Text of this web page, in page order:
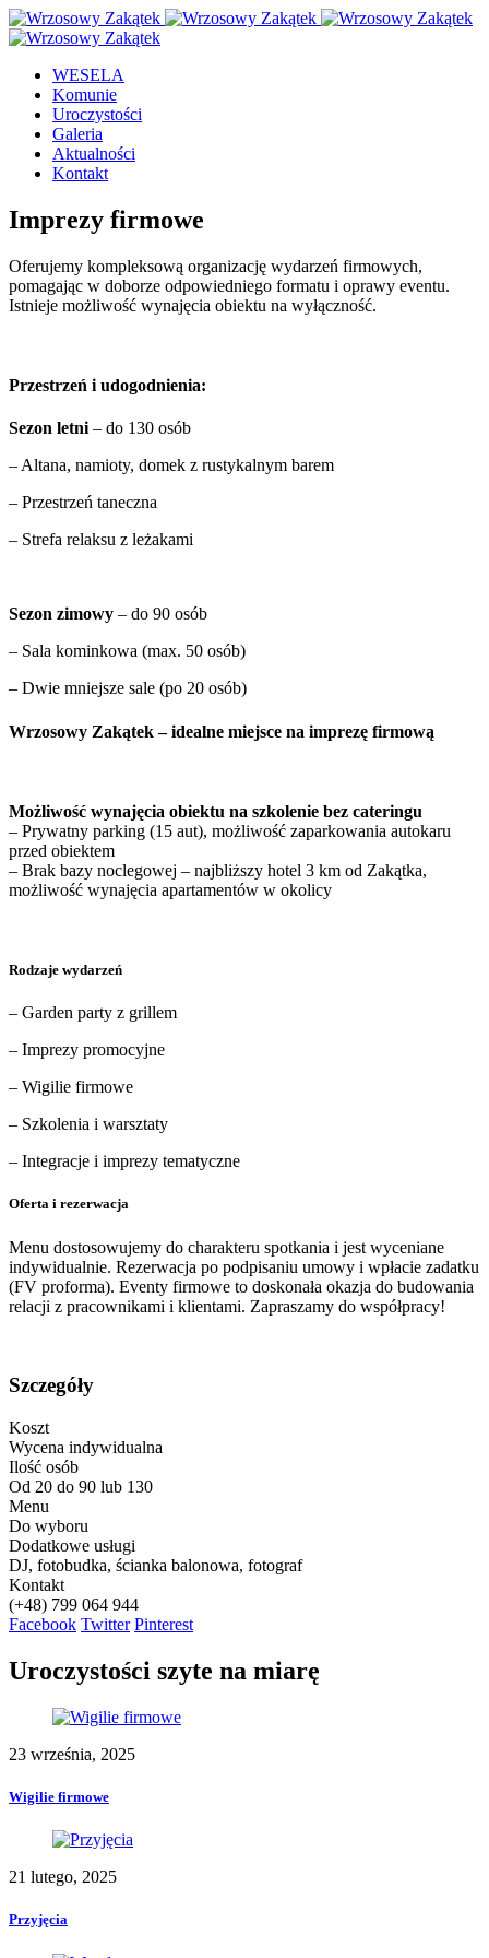
WESELA
Komunie
Uroczystości
Galeria
Aktualności
Kontakt
Imprezy firmowe
Oferujemy kompleksową organizację wydarzeń firmowych,
pomagając w doborze odpowiedniego formatu i oprawy eventu.
Istnieje możliwość wynajęcia obiektu na wyłączność.
Przestrzeń i udogodnienia:
Sezon letni – do 130 osób
– Altana, namioty, domek z rustykalnym barem
– Przestrzeń taneczna
– Strefa relaksu z leżakami
Sezon zimowy – do 90 osób
– Sala kominkowa (max. 50 osób)
– Dwie mniejsze sale (po 20 osób)
Wrzosowy Zakątek – idealne miejsce na imprezę firmową
Możliwość wynajęcia obiektu na szkolenie bez cateringu
– Prywatny parking (15 aut), możliwość zaparkowania autokaru
przed obiektem
– Brak bazy noclegowej – najbliższy hotel 3 km od Zakątka,
możliwość wynajęcia apartamentów w okolicy
Rodzaje wydarzeń
– Garden party z grillem
– Imprezy promocyjne
– Wigilie firmowe
– Szkolenia i warsztaty
– Integracje i imprezy tematyczne
Oferta i rezerwacja
Menu dostosowujemy do charakteru spotkania i jest wyceniane
indywidualnie. Rezerwacja po podpisaniu umowy i wpłacie zadatku
(FV proforma). Eventy firmowe to doskonała okazja do budowania
relacji z pracownikami i klientami. Zapraszamy do współpracy!
Szczegóły
Koszt
Wycena indywidualna
Ilość osób
Od 20 do 90 lub 130
Menu
Do wyboru
Dodatkowe usługi
DJ, fotobudka, ścianka balonowa, fotograf
Kontakt
(+48) 799 064 944
Facebook Twitter Pinterest
Uroczystości szyte na miarę
23 września, 2025
Wigilie firmowe
21 lutego, 2025
Przyjęcia